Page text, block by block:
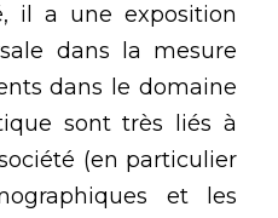
il a une exposition
dans la mesure
dans le domaine
sont très liés à
(en particulier
et les